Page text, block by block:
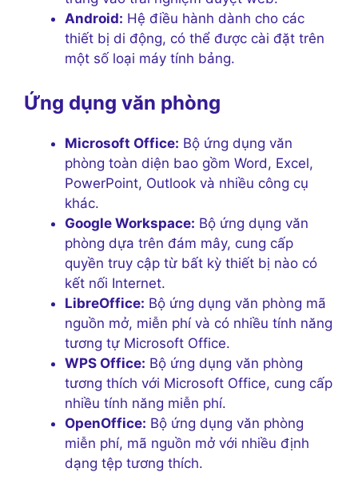
Android: Hệ điều hành dành cho các
thiết bị di động, có thể được cài đặt trên
một số loại máy tính bảng.
Ứng dụng văn phòng
Microsoft Office: Bộ ứng dụng văn
phòng toàn diện bao gồm Word, Excel,
PowerPoint, Outlook và nhiều công cụ
khác.
Google Workspace: Bộ ứng dụng văn
phòng dựa trên đám mây, cung cấp
quyền truy cập từ bất kỳ thiết bị nào có
kết nối Internet.
LibreOffice: Bộ ứng dụng văn phòng mã
nguồn mở, miễn phí và có nhiều tính năng
tương tự Microsoft Office.
WPS Office: Bộ ứng dụng văn phòng
tương thích với Microsoft Office, cung cấp
nhiều tính năng miễn phí.
OpenOffice: Bộ ứng dụng văn phòng
miễn phí, mã nguồn mở với nhiều định
dạng tệp tương thích.